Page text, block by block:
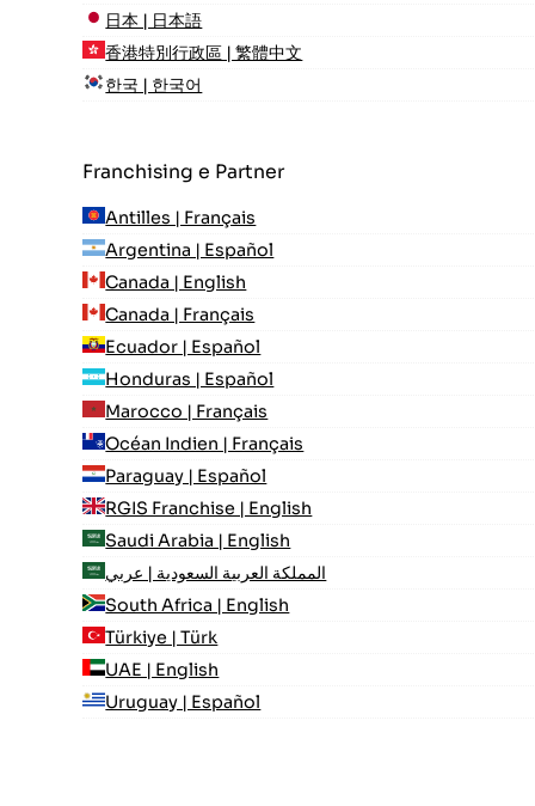
日本 | 日本語
香港特別行政區 | 繁體中文
한국 | 한국어
Franchising e Partner
Antilles | Français
Argentina | Español
Canada | English
Canada | Français
Ecuador | Español
Honduras | Español
Marocco | Français
Océan Indien | Français
Paraguay | Español
RGIS Franchise | English
Saudi Arabia | English
المملكة العربية السعودية | عربي
South Africa | English
Türkiye | Türk
UAE | English
Uruguay | Español